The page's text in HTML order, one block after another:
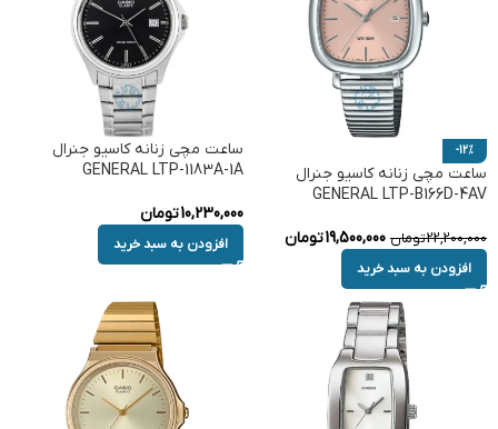
-12%
ساعت مچی زنانه کاسیو جنرال
GENERAL LTP-B166D-4AV
22,200,000تومان 19,500,000تومان
افزودن به سبد خرید
ساعت مچی زنانه کاسیو جنرال
GENERAL LTP-1183A-1A
10,230,000تومان
افزودن به سبد خرید